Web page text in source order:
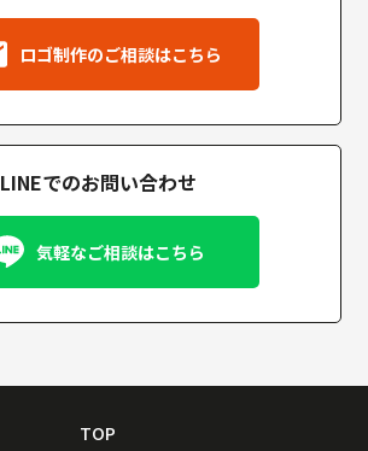
ロゴ制作のご相談はこちら
LINEでのお問い合わせ
気軽なご相談はこちら
TOP